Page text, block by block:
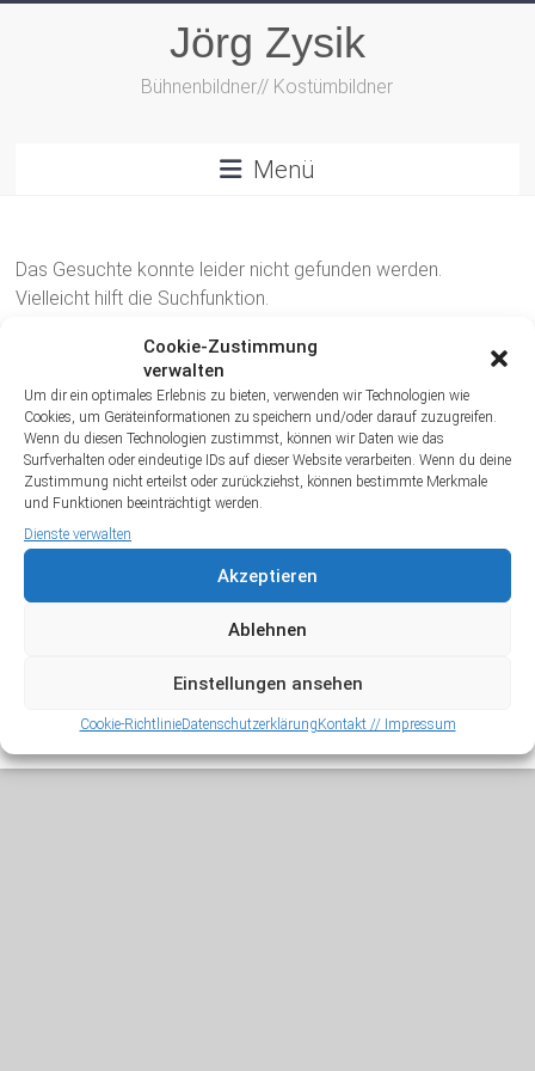
Cookie-Zustimmung
verwalten
Um dir ein optimales Erlebnis zu bieten, verwenden wir Technologien wie
Cookies, um Geräteinformationen zu speichern und/oder darauf zuzugreifen.
Wenn du diesen Technologien zustimmst, können wir Daten wie das
Surfverhalten oder eindeutige IDs auf dieser Website verarbeiten. Wenn du deine
Zustimmung nicht erteilst oder zurückziehst, können bestimmte Merkmale
und Funktionen beeinträchtigt werden.
Dienste verwalten
Akzeptieren
Ablehnen
Einstellungen ansehen
Cookie-RichtlinieDatenschutzerklärung Kontakt // Impressum
Jörg Zysik
Bühnenbildner// Kostümbildner
Menü
Das Gesuchte konnte leider nicht gefunden werden.
Vielleicht hilft die Suchfunktion.
Archiv
Copyright © 2026 Jörg Zysik. Alle Rechte vorbehalten.